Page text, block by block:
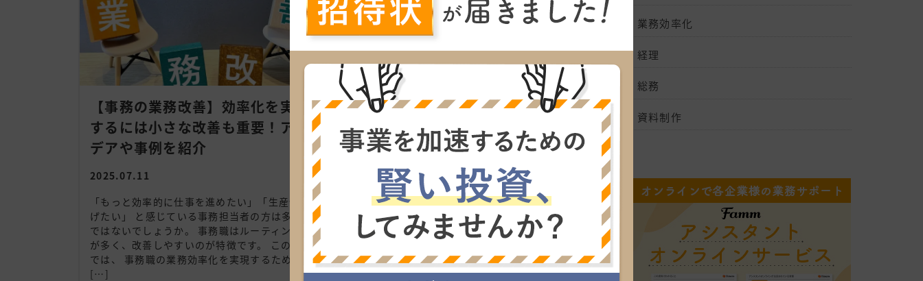
【事務の業務改善】効率化を実現
するには小さな改善も重要！アイ
デアや事例を紹介
2025.07.11
「もっと効率的に仕事を進めたい」「生産性を上
げたい」 と感じている事務担当者の方は多いの
ではないでしょうか。 事務職はルーティン業務
が多く、改善しやすいのが特徴です。 この記事
では、 事務職の業務効率化を実現するための具
[…]
わかりやすい会議資料の作り方｜
確認すべきポイントと時間短縮の
方法を解説
2025.06.27
「会議資料の準備に時間がかかって、本業がおろ
そかになっている」「わかりやすい会議資料が求
められるが、どうしたらいいかわからない」とい
しょうか。 会議資料はいくつかのポイントを押
[…]
業務効率化
経理
総務
資料制作